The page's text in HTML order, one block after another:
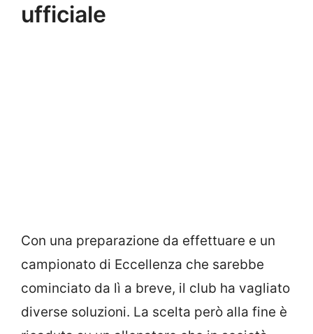
ufficiale
Con una preparazione da effettuare e un
campionato di Eccellenza che sarebbe
cominciato da lì a breve, il club ha vagliato
diverse soluzioni. La scelta però alla fine è